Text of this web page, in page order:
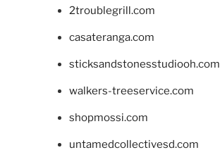
2troublegrill.com
casateranga.com
sticksandstonesstudiooh.com
walkers-treeservice.com
shopmossi.com
untamedcollectivesd.com